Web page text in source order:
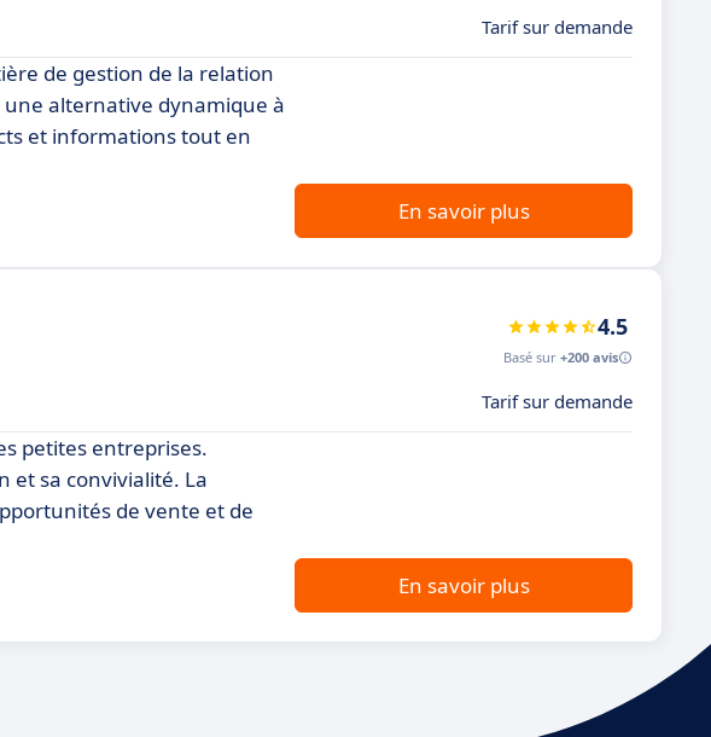
Tarif sur demande
de gestion de la relation
alternative dynamique à
et informations tout en
En savoir plus
4.5
Basé sur +200 avis
Tarif sur demande
petites entreprises.
et sa convivialité. La
de vente et de
En savoir plus